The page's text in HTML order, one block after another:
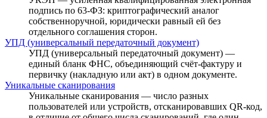
подпись по 63-ФЗ: криптографический аналог
собственноручной, юридически равный ей без
отдельного соглашения сторон.
УПД (универсальный передаточный документ)
УПД (универсальный передаточный документ) —
единый бланк ФНС, объединяющий счёт-фактуру и
первичку (накладную или акт) в одном документе.
Уникальные сканирования
Уникальные сканирования — число разных
пользователей или устройств, отсканировавших QR-код,